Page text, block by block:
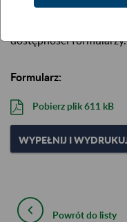
Przeglądarki
dostępności formularzy.
Formularz:
Pobierz plik611 kB
WYPEŁNIJ I
Powrót do listy